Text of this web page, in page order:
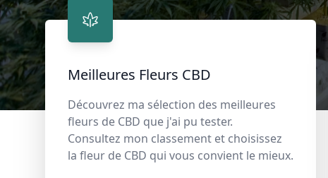
Meilleures Fleurs CBD
Découvrez ma sélection des meilleures
fleurs de CBD que j'ai pu tester.
Consultez mon classement et choisissez
la fleur de CBD qui vous convient le mieux.